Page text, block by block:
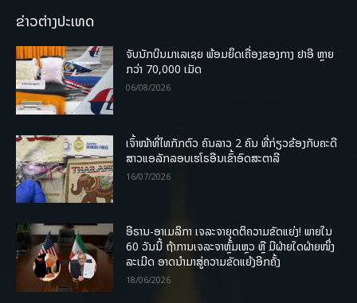
ຂ່າວຕ່າງປະເທດ
ຈັບນັກບິນມາເລເຊຍ ພ້ອມຍຶດເຄື່ອງຂອງກາງ ຢາອີ ຫຼາຍ
ກວ່າ 70,000 ເມັດ
06/08/2026
ເຈົ້າໜ້າທີ່ໄທກັກຕົວ ຄົນລາວ 2 ຄົນ ທີ່ກ່ຽວຂ້ອງກັບຄະດີ
ສາວແອລັກລອບເຮໂຣອີນເຂົ້າອົດສະຕາລີ
16/07/2026
ອີຣານ-ອາເມລິກາ ເຈລະຈາຍຸດຕິຄວາມຂັດແຍ່ງ! ພາຍໃນ
60 ວັນນີ້ ຖ້າການເຈລະຈາຫຼົ້ມເຫຼວ ຫຼື ມີຝ່າຍໃດຝ່າຍໜຶ່ງ
ລະເມີດ ອາດນໍາມາສູ່ຄວາມຂັດແຍ້ງອີກຄັ້ງ
18/06/2026